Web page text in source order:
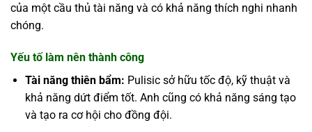
của một cầu thủ tài năng và có khả năng thích nghi nhanh
chóng.
Yếu tố làm nên thành công
Tài năng thiên bẩm: Pulisic sở hữu tốc độ, kỹ thuật và
khả năng dứt điểm tốt. Anh cũng có khả năng sáng tạo
và tạo ra cơ hội cho đồng đội.